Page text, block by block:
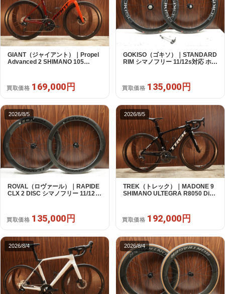
GIANT（ジャイアント）｜Propel
Advanced 2 SHIMANO 105
買取価格 169,000円
GOKISO（ゴキソ）｜STANDARD
RIM シマノフリー 11/12s対応 ホイ
買取価格 135,000円
2026/8/5
ROVAL（ロヴァール）｜RAPIDE
CLX 2 DISC シマノフリー 11/12s
買取価格 135,000円
2026/8/5
TREK（トレック）｜MADONE 9
SHIMANO ULTEGRA R8050 Di2
買取価格 192,000円
2026/8/4 2026/8/4